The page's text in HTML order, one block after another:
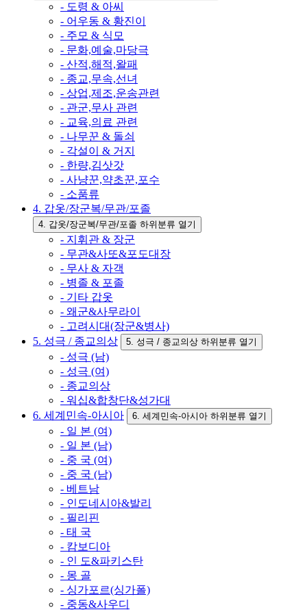
- 도령 & 아씨
- 어우동 & 황진이
- 주모 & 식모
- 문화,예술,마당극
- 산적,해적,왈패
- 종교,무속,선녀
- 상업,제조,운송관련
- 관군,무사 관련
- 교육,의료 관련
- 나무꾼 & 돌쇠
- 각설이 & 거지
- 한량,김삿갓
- 사냥꾼,약초꾼,포수
- 소품류
4. 갑옷/장군복/무관/포졸
4. 갑옷/장군복/무관/포졸 하위분류 열기
- 지휘관 & 장군
- 무관&사또&포도대장
- 무사 & 자객
- 병졸 & 포졸
- 기타 갑옷
- 왜군&사무라이
- 고려시대(장군&병사)
5. 성극 / 종교의상
5. 성극 / 종교의상 하위분류 열기
- 성극 (남)
- 성극 (여)
- 종교의상
- 워십&합창단&성가대
6. 세계민속-아시아
6. 세계민속-아시아 하위분류 열기
- 일 본 (여)
- 일 본 (남)
- 중 국 (여)
- 중 국 (남)
- 베트남
- 인도네시아&발리
- 필리핀
- 태 국
- 캄보디아
- 인 도&파키스탄
- 몽 골
- 싱가포르(싱가폴)
- 중동&사우디